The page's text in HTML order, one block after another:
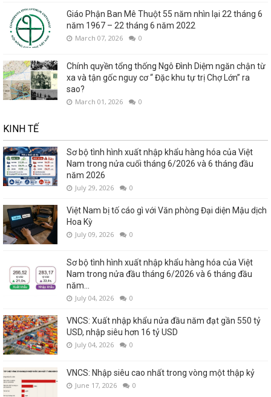
Giáo Phận Ban Mê Thuột 55 năm nhìn lại 22 tháng 6
năm 1967 – 22 tháng 6 năm 2022
March 07, 2026 0
Chính quyền tổng thống Ngô Đình Diệm ngăn chận từ
xa và tận gốc nguy cơ “ Đặc khu tự trị Chợ Lớn” ra
sao?
March 01, 2026 0
KINH TẾ
Sơ bộ tình hình xuất nhập khẩu hàng hóa của Việt
Nam trong nửa cuối tháng 6/2026 và 6 tháng đầu
năm 2026
July 29, 2026 0
Việt Nam bị tố cáo gì với Văn phòng Đại diện Mậu dịch
Hoa Kỳ
July 09, 2026 0
Sơ bộ tình hình xuất nhập khẩu hàng hóa của Việt
Nam trong nửa đầu tháng 6/2026 và 6 tháng đầu
năm...
July 04, 2026 0
VNCS: Xuất nhập khẩu nửa đầu năm đạt gần 550 tỷ
USD, nhập siêu hơn 16 tỷ USD
July 04, 2026 0
VNCS: Nhập siêu cao nhất trong vòng một thập kỷ
June 17, 2026 0